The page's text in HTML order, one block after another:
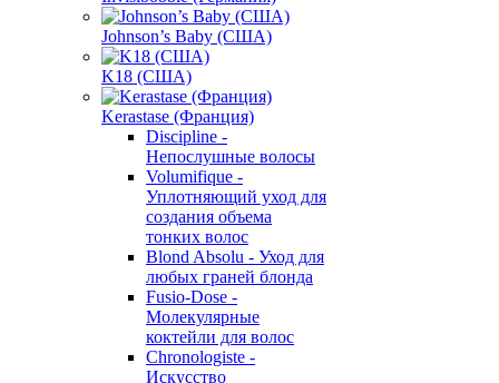
Johnson’s Baby (США)
K18 (США)
Kerastase (Франция)
Discipline -
Непослушные волосы
Volumifique -
Уплотняющий уход для
создания объема
тонких волос
Blond Absolu - Уход для
любых граней блонда
Fusio-Dose -
Молекулярные
коктейли для волос
Chronologiste -
Искусство